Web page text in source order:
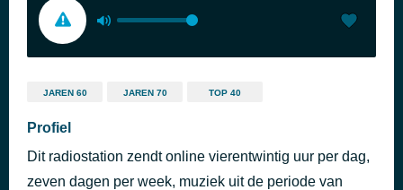
JAREN 60 JAREN 70 TOP 40
Profiel
Dit radiostation zendt online vierentwintig uur per dag,
zeven dagen per week, muziek uit de periode van